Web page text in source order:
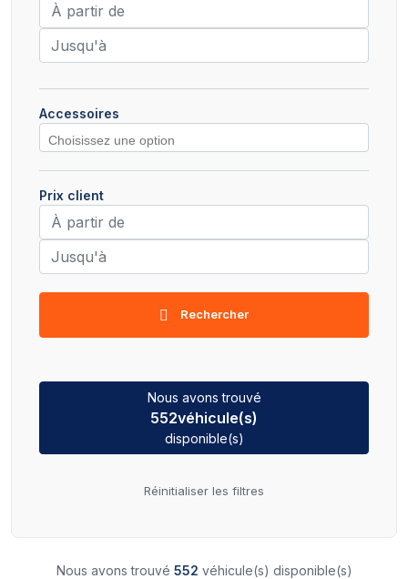
Accessoires
Prix client
Rechercher
Nous avons trouvé
552véhicule(s)
disponible(s)
Réinitialiser les filtres
Nous avons trouvé 552 véhicule(s) disponible(s)